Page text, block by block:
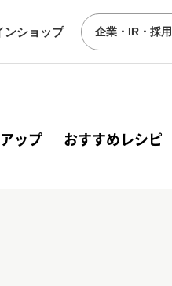
ンショップ 企業・IR・採用
ップ おすすめレシピ